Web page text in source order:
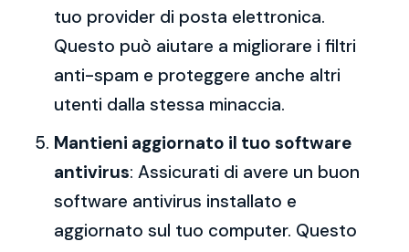
tuo provider di posta elettronica.
Questo può aiutare a migliorare i filtri
anti-spam e proteggere anche altri
utenti dalla stessa minaccia.
Mantieni aggiornato il tuo software
antivirus: Assicurati di avere un buon
software antivirus installato e
aggiornato sul tuo computer. Questo